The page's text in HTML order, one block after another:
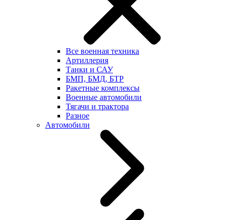
Все военная техника
Артиллерия
Танки и САУ
БМП, БМД, БТР
Ракетные комплексы
Военные автомобили
Тягачи и трактора
Разное
Автомобили